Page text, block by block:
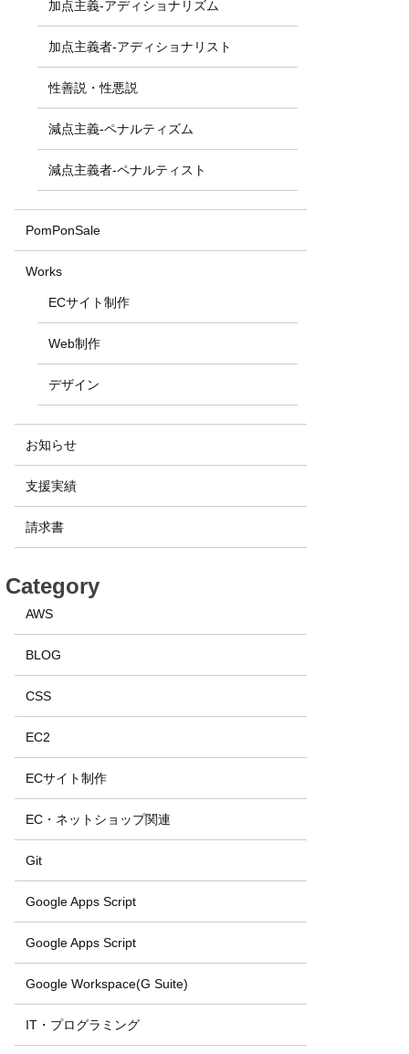
加点主義-アディショナリズム
加点主義者-アディショナリスト
性善説・性悪説
減点主義-ペナルティズム
減点主義者-ペナルティスト
PomPonSale
Works
ECサイト制作
Web制作
デザイン
お知らせ
支援実績
請求書
Category
AWS
BLOG
CSS
EC2
ECサイト制作
EC・ネットショップ関連
Git
Google Apps Script
Google Apps Script
Google Workspace(G Suite)
IT・プログラミング